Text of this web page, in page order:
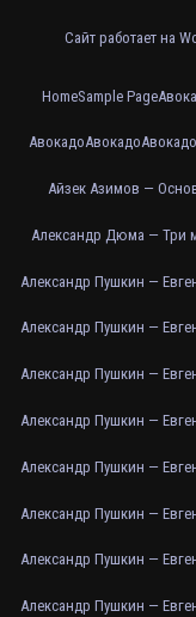
Сайт работает на
HomeSample Page
АвокадоАвокадоАвокадо
Айзек Азимов —
Александр Дюма — Три
Александр Пушкин —
Александр Пушкин —
Александр Пушкин —
Александр Пушкин —
Александр Пушкин —
Александр Пушкин —
Александр Пушкин —
Александр Пушкин —